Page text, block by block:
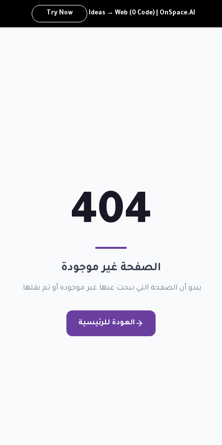
Ideas → Web (0 Code) | OnSpace.AI
Try Now
404
الصفحة غير موجودة
يبدو أن الصفحة التي تبحث عنها غير موجودة أو تم نقلها.
العودة للرئيسية